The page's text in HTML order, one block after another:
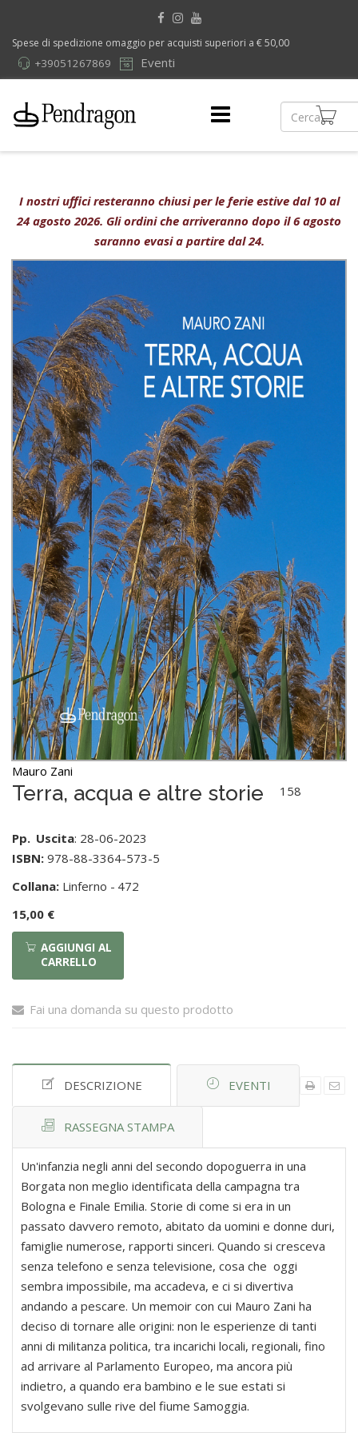
Spese di spedizione omaggio per acquisti superiori a € 50,00
Eventi
+39051267869
I nostri uffici resteranno chiusi per le ferie estive dal 10 al
24 agosto 2026. Gli ordini che arriveranno dopo il 6 agosto
saranno evasi a partire dal 24.
Mauro Zani
Terra, acqua e altre storie
Pp.
158
Uscita: 28-06-2023
ISBN: 978-88-3364-573-5
Collana: Linferno - 472
15,00 €
AGGIUNGI AL
CARRELLO
Fai una domanda su questo prodotto
DESCRIZIONE EVENTI
RASSEGNA STAMPA
Un'infanzia negli anni del secondo dopoguerra in una
Borgata non meglio identificata della campagna tra
Bologna e Finale Emilia. Storie di come si era in un
passato davvero remoto, abitato da uomini e donne duri,
famiglie numerose, rapporti sinceri. Quando si cresceva
senza telefono e senza televisione, cosa che oggi
sembra impossibile, ma accadeva, e ci si divertiva
andando a pescare. Un memoir con cui Mauro Zani ha
deciso di tornare alle origini: non le esperienze di tanti
anni di militanza politica, tra incarichi locali, regionali, fino
ad arrivare al Parlamento Europeo, ma ancora più
indietro, a quando era bambino e le sue estati si
svolgevano sulle rive del fiume Samoggia.